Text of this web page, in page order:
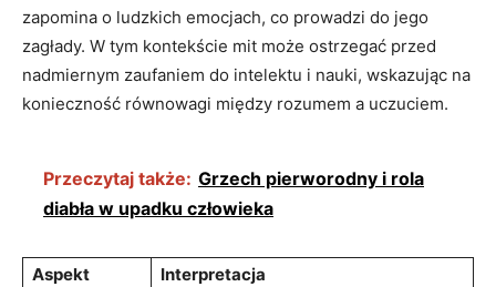
zapomina o ludzkich emocjach, co prowadzi do jego
zagłady. W tym kontekście mit może ostrzegać przed
nadmiernym zaufaniem do intelektu i nauki, wskazując na
konieczność równowagi między rozumem a uczuciem.
Przeczytaj także: Grzech pierworodny i rola
diabła w upadku człowieka
Aspekt Interpretacja